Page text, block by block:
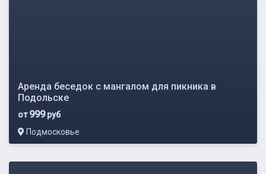
Аренда беседок с мангалом для пикника в
Подольске
от999руб
Подмосковье